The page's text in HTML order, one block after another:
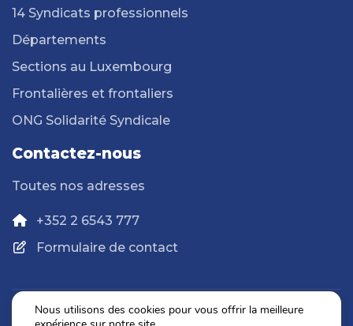
14 Syndicats professionnels
Départements
Sections au Luxembourg
Frontalières et frontaliers
ONG Solidarité Syndicale
Contactez-nous
Toutes nos adresses
+352 2 6543 777
Formulaire de contact
Nous utilisons des cookies pour vous offrir la meilleure